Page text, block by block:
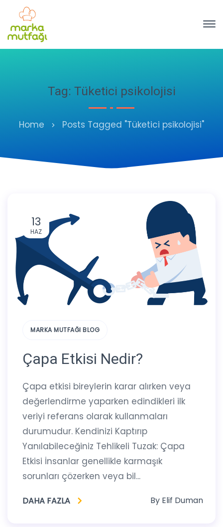
Tag: Tüketici psikolojisi
Home Posts Tagged "Tüketici psikolojisi"
13
HAZ
MARKA MUTFAĞI BLOG
Çapa Etkisi Nedir?
Çapa etkisi bireylerin karar alırken veya
değerlendirme yaparken edindikleri ilk
veriyi referans olarak kullanmaları
durumudur. Kendinizi Kaptırıp
Yanılabileceğiniz Tehlikeli Tuzak: Çapa
Etkisi İnsanlar genellikle karmaşık
sorunları çözerken veya bil...
DAHA FAZLA By Elif Duman